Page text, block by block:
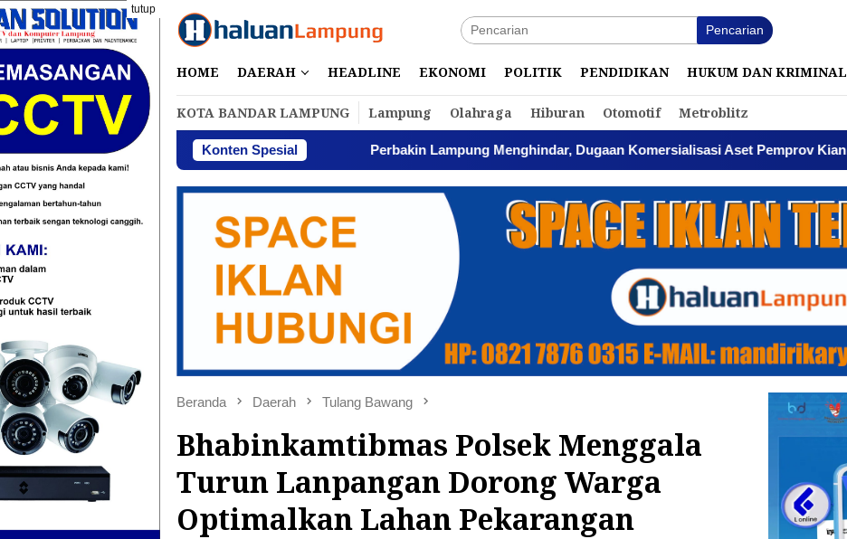
Loncat
ke
konten
tutup
Pencarian
HOME DAERAH HEADLINE EKONOMI POLITIK PENDIDIKAN HUKUM DAN KRIMINAL
KOTA BANDAR LAMPUNG Lampung Olahraga Hiburan Otomotif Metroblitz
Konten SpesialPerbakin Lampung Menghindar, Dugaan Komersialisasi Aset Pemprov Kian Menguat
Beranda Daerah Tulang Bawang
Bhabinkamtibmas Polsek Menggala
Turun Lanpangan Dorong Warga
Optimalkan Lahan Pekarangan